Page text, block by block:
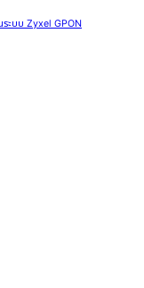
ระบบ Zyxel GPON